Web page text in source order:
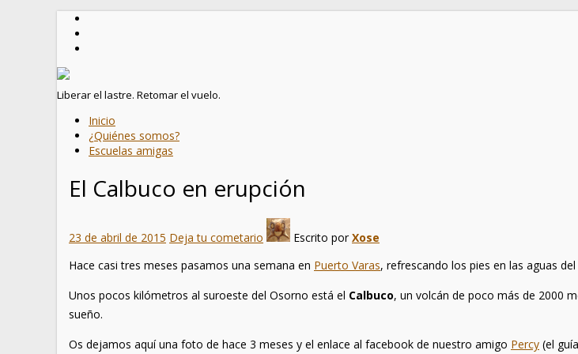
Liberar el lastre. Retomar el vuelo.
Inicio
¿Quiénes somos?
Escuelas amigas
El Calbuco en erupción
23 de abril de 2015 Deja tu cometario Escrito porXose
Hace casi tres meses pasamos una semana en Puerto Varas, refrescando los pies en las aguas
Unos pocos kilómetros al suroeste del Osorno está el Calbuco, un volcán de poco más de 2000
sueño.
Os dejamos aquí una foto de hace 3 meses y el enlace al facebook de nuestro amigo Percy (el